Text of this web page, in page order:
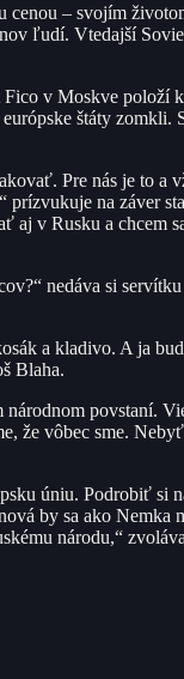
cenou – svojím
ľudí. Vtedajší
v Moskve položí
štáty
Pre nás je to
na záver
aj v Rusku a chcem
nedáva si
a kladivo. A ja
Blaha.
povstaní.
že vôbec sme.
úniu. Podrobiť si
by sa ako
národu,“